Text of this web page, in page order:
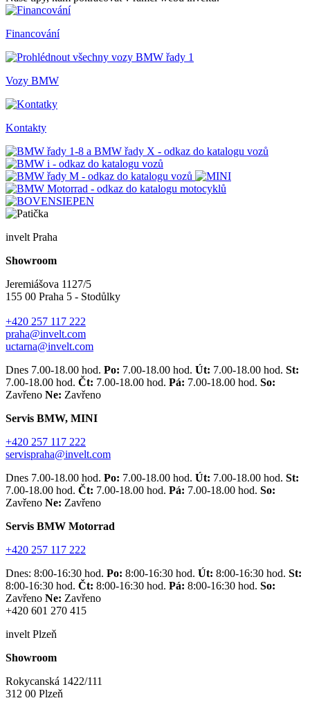
Financování
Vozy BMW
Kontakty
invelt Praha
Showroom
Jeremiášova 1127/5
155 00 Praha 5 - Stodůlky
+420 257 117 222
praha@invelt.com
uctarna@invelt.com
Dnes 7.00-18.00 hod. Po: 7.00-18.00 hod. Út: 7.00-18.00 hod. St:
7.00-18.00 hod. Čt: 7.00-18.00 hod. Pá: 7.00-18.00 hod. So:
Zavřeno Ne: Zavřeno
Servis BMW, MINI
+420 257 117 222
servispraha@invelt.com
Dnes 7.00-18.00 hod. Po: 7.00-18.00 hod. Út: 7.00-18.00 hod. St:
7.00-18.00 hod. Čt: 7.00-18.00 hod. Pá: 7.00-18.00 hod. So:
Zavřeno Ne: Zavřeno
Servis BMW Motorrad
+420 257 117 222
Dnes: 8:00-16:30 hod. Po: 8:00-16:30 hod. Út: 8:00-16:30 hod. St:
8:00-16:30 hod. Čt: 8:00-16:30 hod. Pá: 8:00-16:30 hod. So:
Zavřeno Ne: Zavřeno
+420 601 270 415
invelt Plzeň
Showroom
Rokycanská 1422/111
312 00 Plzeň